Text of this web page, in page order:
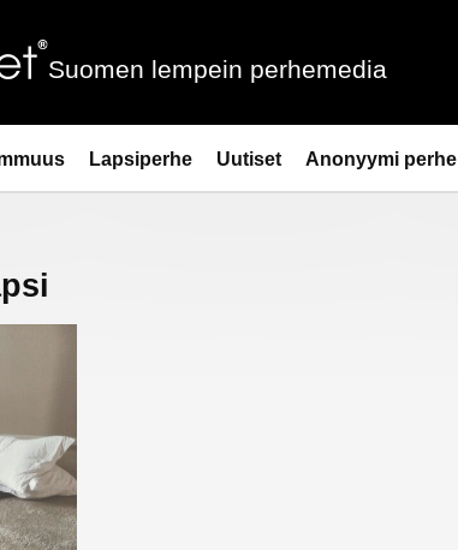
Suomen lempein perhemedia
Lapsiperhe Uutiset Anonyymi perhe